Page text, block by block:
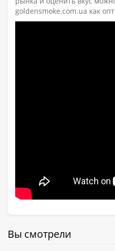
goldensmoke.com.ua как
Вы смотрели